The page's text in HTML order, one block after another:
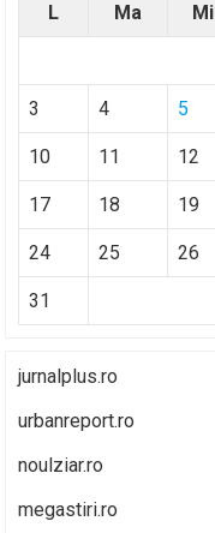
L Ma Mi
3 4 5
10 11 12
17 18 19
24 25 26
31
jurnalplus.ro
urbanreport.ro
noulziar.ro
megastiri.ro